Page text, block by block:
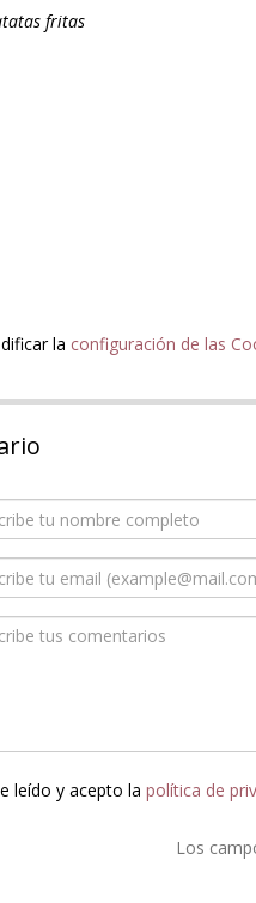
fritas
la configuración de las
leído y acepto lapolítica de
Los